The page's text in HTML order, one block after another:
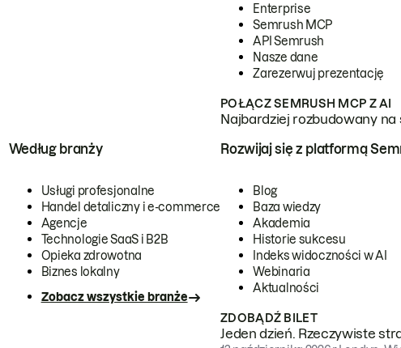
Enterprise
Semrush MCP
API Semrush
Nasze dane
Zarezerwuj prezentację
POŁĄCZ SEMRUSH MCP Z AI
Najbardziej rozbudowany
Według branży
Usługi profesjonalne
Handel detaliczny i e-commerce
Agencje
Technologie SaaS i B2B
Opieka zdrowotna
Biznes lokalny
Zobacz wszystkie branże
Rozwijaj się z platformą
Blog
Baza wiedzy
Akademia
Historie sukcesu
Indeks widoczności w AI
Webinaria
Aktualności
ZDOBĄDŹ BILET
Jeden dzień. Rzeczywiste